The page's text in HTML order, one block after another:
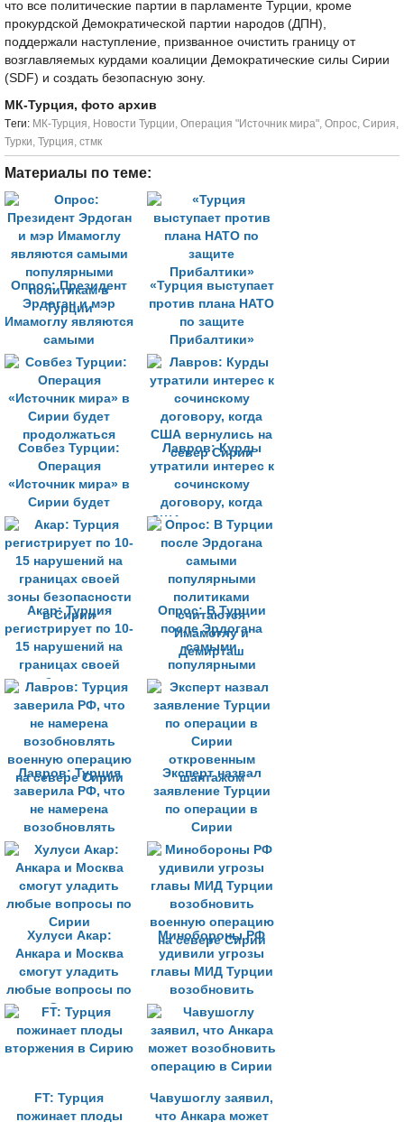
что все политические партии в парламенте Турции, кроме
прокурдской Демократической партии народов (ДПН),
поддержали наступление, призванное очистить границу от
возглавляемых курдами коалиции Демократические силы Сирии
(SDF) и создать безопасную зону.
МК-Турция, фото архив
Tеги: МК-Турция, Новости Турции, Операция "Источник мира", Опрос, Сирия,
Турки, Турция, стмк
Материалы по теме:
Опрос: Президент
Эрдоган и мэр
Имамоглу являются
самыми
популярными
политикам в
Турции
«Турция выступает
против плана НАТО
по защите
Прибалтики»
Совбез Турции:
Операция
«Источник мира» в
Сирии будет
продолжаться
Лавров: Курды
утратили интерес к
сочинскому
договору, когда
США вернулись на
север Сирии
Акар: Турция
регистрирует по 10-
15 нарушений на
границах своей
зоны безопасности
в Сирии
Опрос: В Турции
после Эрдогана
самыми
популярными
политиками
считаются
Имамоглу и
Демирташ
Лавров: Турция
заверила РФ, что
не намерена
возобновлять
военную операцию
на севере Сирии
Эксперт назвал
заявление Турции
по операции в
Сирии
откровенным
шантажом
Хулуси Акар:
Анкара и Москва
смогут уладить
любые вопросы по
Сирии
Минобороны РФ
удивили угрозы
главы МИД Турции
возобновить
военную операцию
на севере Сирии
FT: Турция
пожинает плоды
Чавушоглу заявил,
что Анкара может